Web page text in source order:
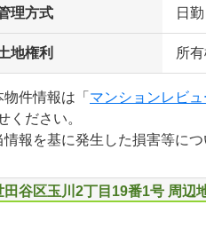
理方式 日勤
地権利 所
物件情報は「 マンションレビュ
ください。
情報を基に発生した損害等に
田谷区玉川2丁目19番1号 周辺